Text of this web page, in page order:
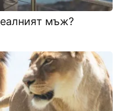
мъж?